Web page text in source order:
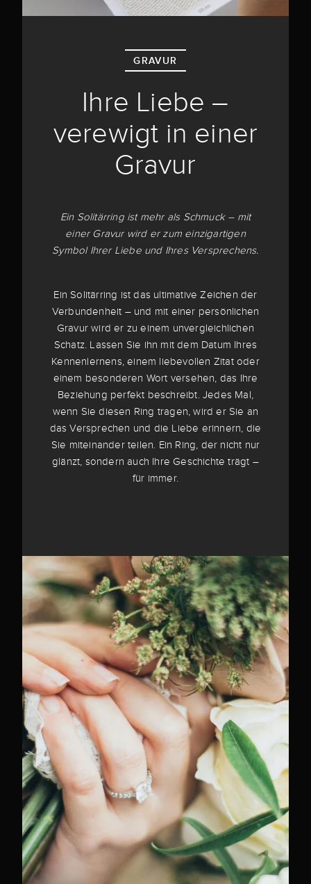
GRAVUR
Ihre Liebe –
verewigt in einer
Gravur
Ein Solitärring ist mehr als Schmuck – mit
einer Gravur wird er zum einzigartigen
Symbol Ihrer Liebe und Ihres Versprechens.
Ein Solitärring ist das ultimative Zeichen der
Verbundenheit – und mit einer persönlichen
Gravur wird er zu einem unvergleichlichen
Schatz. Lassen Sie ihn mit dem Datum Ihres
Kennenlernens, einem liebevollen Zitat oder
einem besonderen Wort versehen, das Ihre
Beziehung perfekt beschreibt. Jedes Mal,
wenn Sie diesen Ring tragen, wird er Sie an
das Versprechen und die Liebe erinnern, die
Sie miteinander teilen. Ein Ring, der nicht nur
glänzt, sondern auch Ihre Geschichte trägt –
für immer.